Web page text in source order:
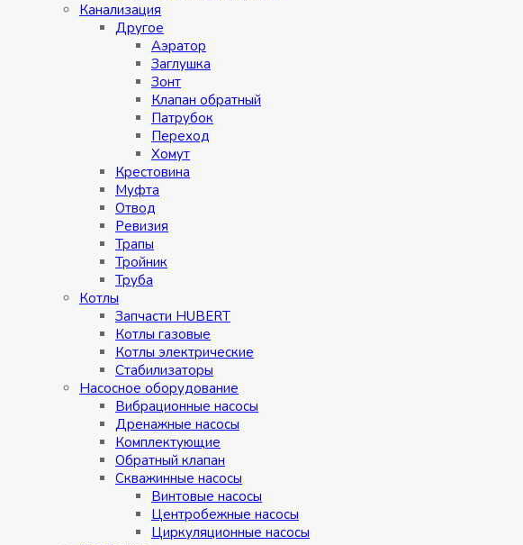
Канализация
Другое
Аэратор
Заглушкa
Зонт
Клапан обратный
Патрубок
Переход
Хомут
Крестовина
Муфтa
Отвод
Ревизия
Трапы
Тройник
Труба
Котлы
Запчасти HUBERT
Котлы газовые
Котлы электрические
Стабилизаторы
Насосное оборудование
Вибрационные насосы
Дренажные насосы
Комплектующие
Обратный клапан
Скважинные насосы
Винтовые насосы
Центробежные насосы
Циркуляционные насосы